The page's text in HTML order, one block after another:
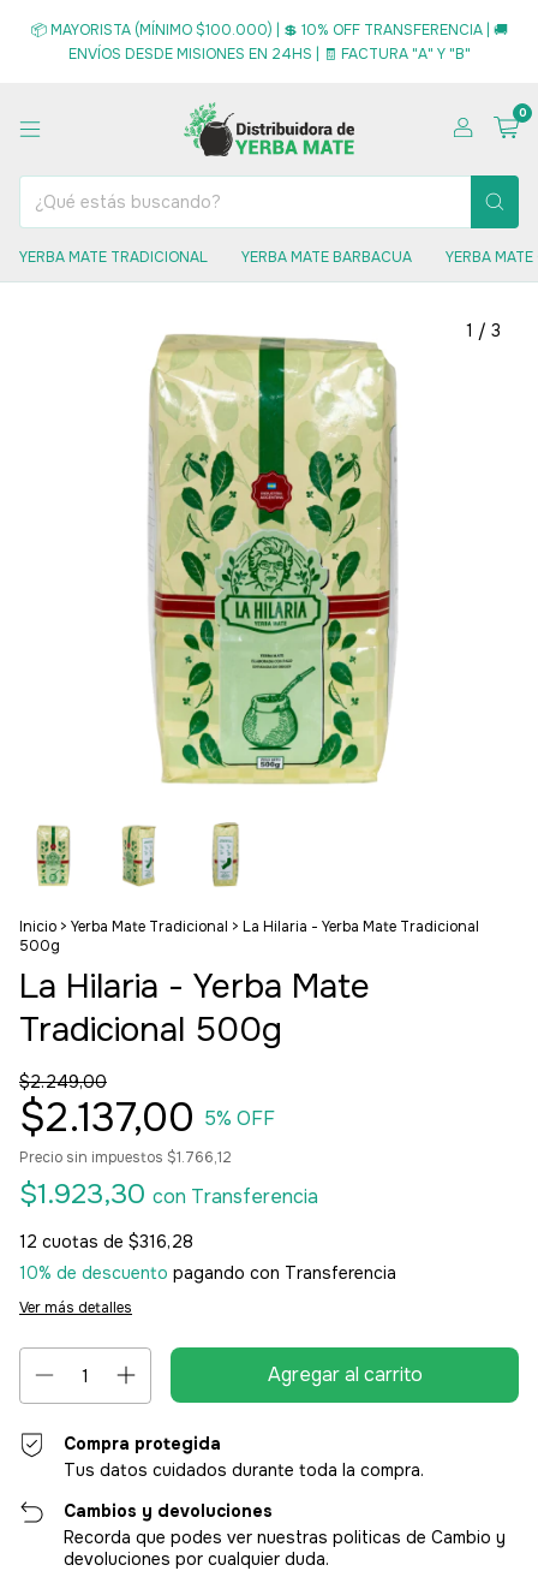
📦 MAYORISTA (MÍNIMO $100.000) | 💲 10% OFF TRANSFERENCIA | 🚚
ENVÍOS DESDE MISIONES EN 24HS | 🧾 FACTURA "A" Y "B"
0
YERBA MATE TRADICIONAL YERBA MATE BARBACUA YERBA
1 / 3
Inicio > Yerba Mate Tradicional > La Hilaria - Yerba Mate Tradicional
500g
La Hilaria - Yerba Mate
Tradicional 500g
$2.249,00
$2.137,00 5% OFF
Precio sin impuestos $1.766,12
$1.923,30 con Transferencia
12 cuotas de $316,28
10% de descuento pagando con Transferencia
Ver más detalles
Compra protegida
Tus datos cuidados durante toda la compra.
Cambios y devoluciones
Recorda que podes ver nuestras politicas de Cambio y
devoluciones por cualquier duda.